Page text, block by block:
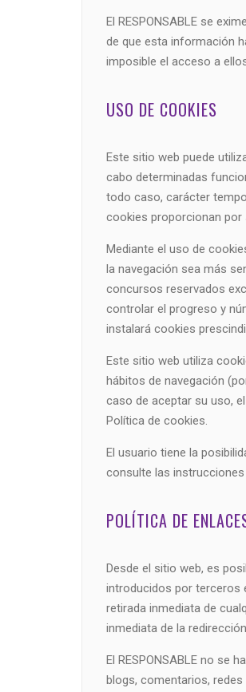
El RESPONSABLE se
de que esta información
imposible el acceso a
USO DE COOKIES
Este sitio web puede
cabo determinadas
todo caso, carácter
cookies proporcionan por
Mediante el uso de
la navegación sea más
concursos reservados
controlar el progreso y
instalará cookies
Este sitio web utiliza
hábitos de navegación
caso de aceptar su uso,
Política de cookies.
El usuario tiene la
consulte las
POLÍTICA DE
Desde el sitio web, es
introducidos por terceros
retirada inmediata de
inmediata de la
El RESPONSABLE no se
blogs, comentarios,